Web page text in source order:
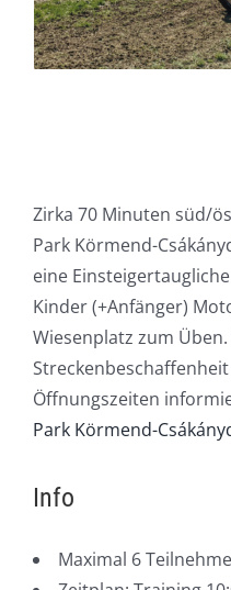
Zirka 70 Minuten süd/
Park Körmend-
eine
Kinder (+Anfänger)
Wiesenplatz zum
Öffnungszeiten
Park Körmend-
Info
Maximal 6